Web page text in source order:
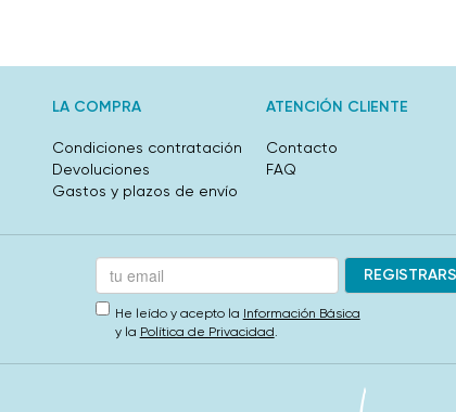
LA COMPRA
Condiciones contratación
Devoluciones
Gastos y plazos de envío
ATENCIÓN CLIENTE
Contacto
FAQ
He leído y acepto la Información Básica
y la Política de Privacidad.